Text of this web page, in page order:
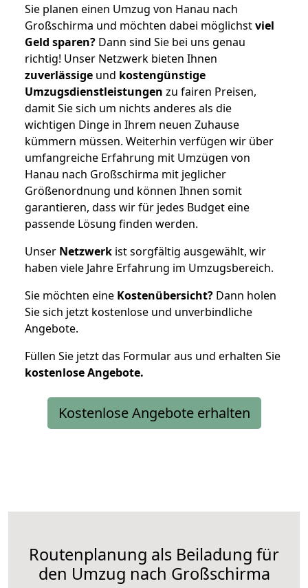
Sie planen einen Umzug von Hanau nach
Großschirma und möchten dabei möglichstviel
Geld sparen? Dann sind Sie bei uns genau
richtig! Unser Netzwerk bieten Ihnen
zuverlässige und kostengünstige
Umzugsdienstleistungen zu fairen Preisen,
damit Sie sich um nichts anderes als die
wichtigen Dinge in Ihrem neuen Zuhause
kümmern müssen. Weiterhin verfügen wir über
umfangreiche Erfahrung mit Umzügen von
Hanau nach Großschirma mit jeglicher
Größenordnung und können Ihnen somit
garantieren, dass wir für jedes Budget eine
passende Lösung finden werden.
Unser Netzwerk ist sorgfältig ausgewählt, wir
haben viele Jahre Erfahrung im Umzugsbereich.
Sie möchten eine Kostenübersicht? Dann holen
Sie sich jetzt kostenlose und unverbindliche
Angebote.
Füllen Sie jetzt das Formular aus und erhalten Sie
kostenloseAngebote.
Kostenlose Angebote erhalten
Routenplanung als Beiladung für
den Umzug nach Großschirma